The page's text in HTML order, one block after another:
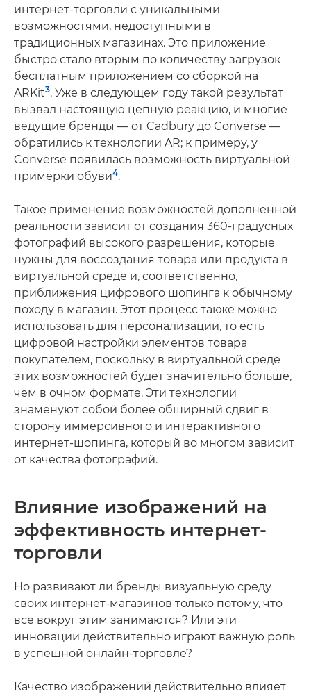
интернет-торговли с уникальными
возможностями, недоступными в
традиционных магазинах. Это приложение
быстро стало вторым по количеству загрузок
бесплатным приложением со сборкой на
ARKit3. Уже в следующем году такой результат
вызвал настоящую цепную реакцию, и многие
ведущие бренды — от Cadbury до Converse —
обратились к технологии AR; к примеру, у
Converse появилась возможность виртуальной
примерки обуви4.
Такое применение возможностей дополненной
реальности зависит от создания 360-градусных
фотографий высокого разрешения, которые
нужны для воссоздания товара или продукта в
виртуальной среде и, соответственно,
приближения цифрового шопинга к обычному
походу в магазин. Этот процесс также можно
использовать для персонализации, то есть
цифровой настройки элементов товара
покупателем, поскольку в виртуальной среде
этих возможностей будет значительно больше,
чем в очном формате. Эти технологии
знаменуют собой более обширный сдвиг в
сторону иммерсивного и интерактивного
интернет-шопинга, который во многом зависит
от качества фотографий.
Влияние изображений на
эффективность интернет-
торговли
Но развивают ли бренды визуальную среду
своих интернет-магазинов только потому, что
все вокруг этим занимаются? Или эти
инновации действительно играют важную роль
в успешной онлайн-торговле?
Качество изображений действительно влияет